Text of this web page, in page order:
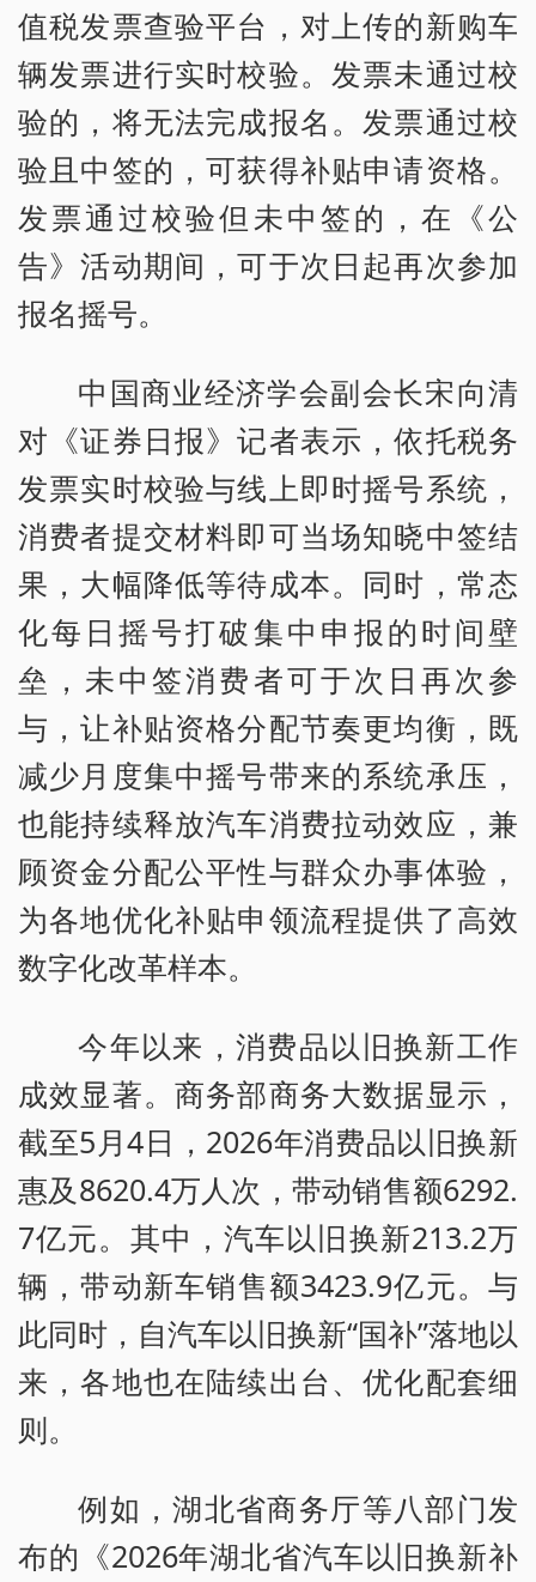
值税发票查验平台，对上传的新购车
辆发票进行实时校验。发票未通过校
验的，将无法完成报名。发票通过校
验且中签的，可获得补贴申请资格。
发票通过校验但未中签的，在《公
告》活动期间，可于次日起再次参加
报名摇号。
中国商业经济学会副会长宋向清
对《证券日报》记者表示，依托税务
发票实时校验与线上即时摇号系统，
消费者提交材料即可当场知晓中签结
果，大幅降低等待成本。同时，常态
化每日摇号打破集中申报的时间壁
垒，未中签消费者可于次日再次参
与，让补贴资格分配节奏更均衡，既
减少月度集中摇号带来的系统承压，
也能持续释放汽车消费拉动效应，兼
顾资金分配公平性与群众办事体验，
为各地优化补贴申领流程提供了高效
数字化改革样本。
今年以来，消费品以旧换新工作
成效显著。商务部商务大数据显示，
截至5月4日，2026年消费品以旧换新
惠及8620.4万人次，带动销售额6292.
7亿元。其中，汽车以旧换新213.2万
辆，带动新车销售额3423.9亿元。与
此同时，自汽车以旧换新“国补”落地以
来，各地也在陆续出台、优化配套细
则。
例如，湖北省商务厅等八部门发
布的《2026年湖北省汽车以旧换新补